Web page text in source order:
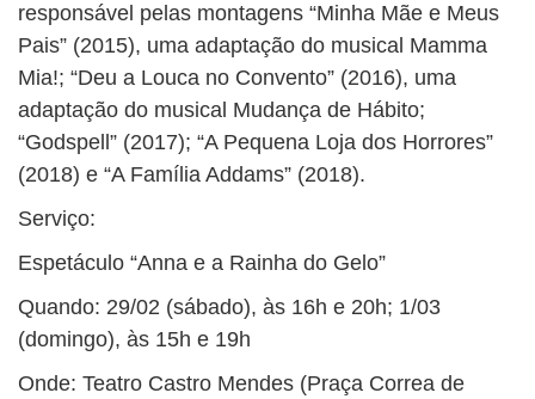
responsável pelas montagens “Minha Mãe e Meus
Pais” (2015), uma adaptação do musical Mamma
Mia!; “Deu a Louca no Convento” (2016), uma
adaptação do musical Mudança de Hábito;
“Godspell” (2017); “A Pequena Loja dos Horrores”
(2018) e “A Família Addams” (2018).
Serviço:
Espetáculo “Anna e a Rainha do Gelo”
Quando: 29/02 (sábado), às 16h e 20h; 1/03
(domingo), às 15h e 19h
Onde: Teatro Castro Mendes (Praça Correa de